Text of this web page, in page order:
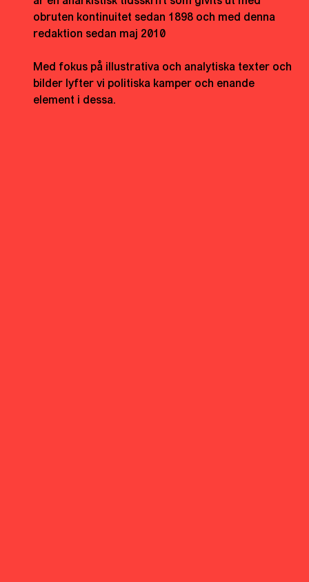
obruten kontinuitet sedan 1898 och med denna
redaktion sedan maj 2010
Med fokus på illustrativa och analytiska texter och
bilder lyfter vi politiska kamper och enande
element i dessa.